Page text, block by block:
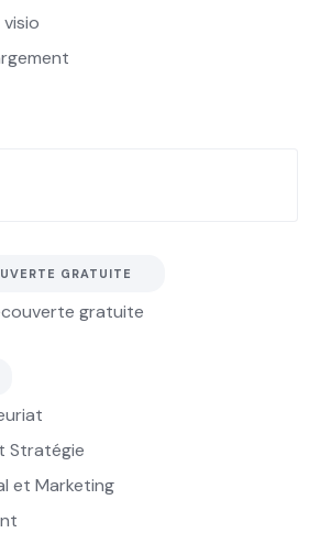
GRATUITE
gratuite
Stratégie
et Marketing